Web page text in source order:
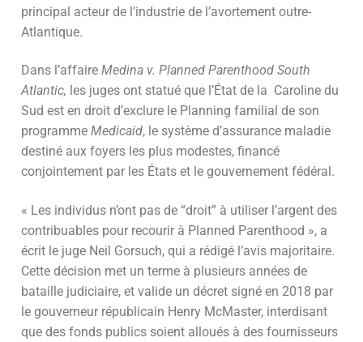
principal acteur de l’industrie de l’avortement outre-
Atlantique.
Dans l’affaire Medina v. Planned Parenthood South
Atlantic, les juges ont statué que l’État de la Caroline du
Sud est en droit d’exclure le Planning familial de son
programme Medicaid, le système d’assurance maladie
destiné aux foyers les plus modestes, financé
conjointement par les États et le gouvernement fédéral.
« Les individus n’ont pas de “droit” à utiliser l’argent des
contribuables pour recourir à Planned Parenthood », a
écrit le juge Neil Gorsuch, qui a rédigé l’avis majoritaire.
Cette décision met un terme à plusieurs années de
bataille judiciaire, et valide un décret signé en 2018 par
le gouverneur républicain Henry McMaster, interdisant
que des fonds publics soient alloués à des fournisseurs